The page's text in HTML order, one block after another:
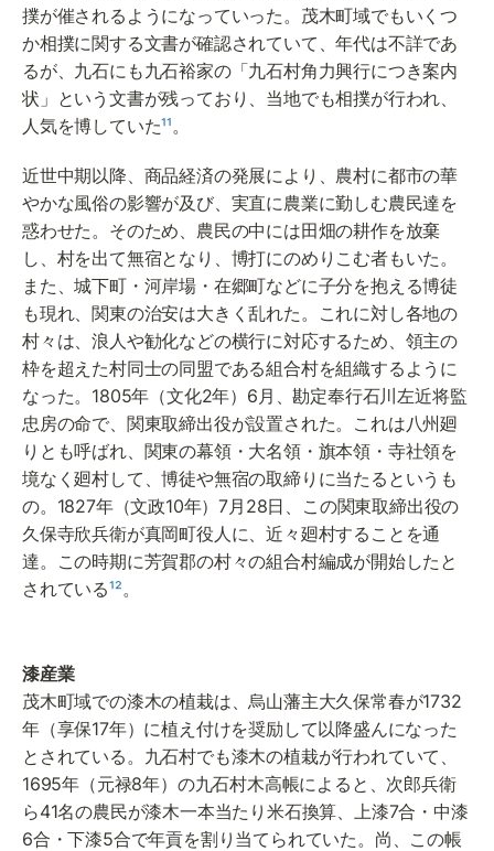
撲が催されるようになっていった。茂木町域でもいくつ
か相撲に関する文書が確認されていて、年代は不詳であ
るが、九石にも九石裕家の「九石村角力興行につき案内
状」という文書が残っており、当地でも相撲が行われ、
人気を博していた¹¹。
近世中期以降、商品経済の発展により、農村に都市の華
やかな風俗の影響が及び、実直に農業に勤しむ農民達を
惑わせた。そのため、農民の中には田畑の耕作を放棄
し、村を出て無宿となり、博打にのめりこむ者もいた。
また、城下町・河岸場・在郷町などに子分を抱える博徒
も現れ、関東の治安は大きく乱れた。これに対し各地の
村々は、浪人や勧化などの横行に対応するため、領主の
枠を超えた村同士の同盟である組合村を組織するように
なった。1805年（文化2年）6月、勘定奉行石川左近将監
忠房の命で、関東取締出役が設置された。これは八州廻
りとも呼ばれ、関東の幕領・大名領・旗本領・寺社領を
境なく廻村して、博徒や無宿の取締りに当たるというも
の。1827年（文政10年）7月28日、この関東取締出役の
久保寺欣兵衛が真岡町役人に、近々廻村することを通
達。この時期に芳賀郡の村々の組合村編成が開始したと
されている¹²。
漆産業
茂木町域での漆木の植栽は、烏山藩主大久保常春が1732
年（享保17年）に植え付けを奨励して以降盛んになった
とされている。九石村でも漆木の植栽が行われていて、
1695年（元禄8年）の九石村木高帳によると、次郎兵衛
ら41名の農民が漆木一本当たり米石換算、上漆7合・中漆
6合・下漆5合で年貢を割り当てられていた。尚、この帳